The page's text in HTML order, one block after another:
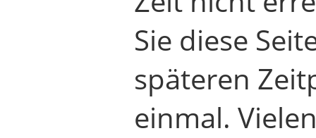
Sie diese
späteren
einmal.